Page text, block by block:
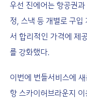
우선 진에어는 항공권
정, 스낵 등 개별로 구입
서 합리적인 가격에 제
를 강화했다.
이번에 번들서비스에
항 스카이허브라운지